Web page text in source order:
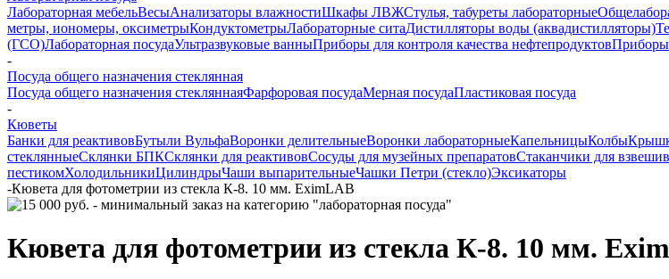
Лабораторная мебельВесыАнализаторы влажностиШкафы ЛВЖСтулья, табуреты лабораторные
метры, иономеры, оксиметрыКондуктометрыЛабораторные ситаДистилляторы воды (аквадистилляторы)
(ГСО)Лабораторная посудаУльтразвуковые ванныПриборы для контроля качества нефтепродуктовПриборы
-
Посуда общего назначения стеклянная
Посуда общего назначения стекляннаяФарфоровая посудаМерная посудаПластиковая посуда
-
Кюветы
Банки для реактивовБутыли ВульфаВоронки делительныеВоронки лабораторныеКапельницыКолбы
стеклянныеСклянки БПКСклянки для реактивовСосуды для музейных препаратовСтаканчики для
пестикомХолодильникиЦилиндрыЧаши выпарительныеЧашки Петри (стекло)Эксикаторы
-Кювета для фотометрии из стекла К-8. 10 мм. EximLAB
Кювета для фотометрии из стекла К-8. 10 мм.